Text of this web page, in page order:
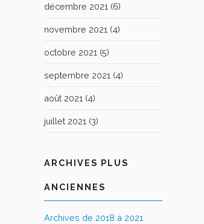
décembre 2021 (6)
novembre 2021 (4)
octobre 2021 (5)
septembre 2021 (4)
août 2021 (4)
juillet 2021 (3)
ARCHIVES PLUS
ANCIENNES
Archives de 2018 à 2021